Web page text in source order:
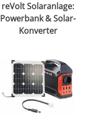
reVolt Solaranlage:
Powerbank & Solar-
Konverter